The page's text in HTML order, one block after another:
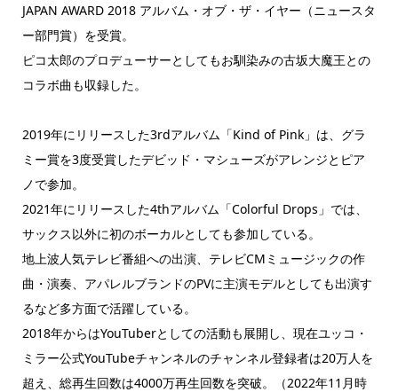
JAPAN AWARD 2018 アルバム・オブ・ザ・イヤー（ニュースタ
ー部門賞）を受賞。
ピコ太郎のプロデューサーとしてもお馴染みの古坂大魔王との
コラボ曲も収録した。
2019年にリリースした3rdアルバム「Kind of Pink」は、グラ
ミー賞を3度受賞したデビッド・マシューズがアレンジとピア
ノで参加。
2021年にリリースした4thアルバム「Colorful Drops」では、
サックス以外に初のボーカルとしても参加している。
地上波人気テレビ番組への出演、テレビCMミュージックの作
曲・演奏、アパレルブランドのPVに主演モデルとしても出演す
るなど多方面で活躍している。
2018年からはYouTuberとしての活動も展開し、現在ユッコ・
ミラー公式YouTubeチャンネルのチャンネル登録者は20万人を
超え、総再生回数は4000万再生回数を突破。（2022年11月時